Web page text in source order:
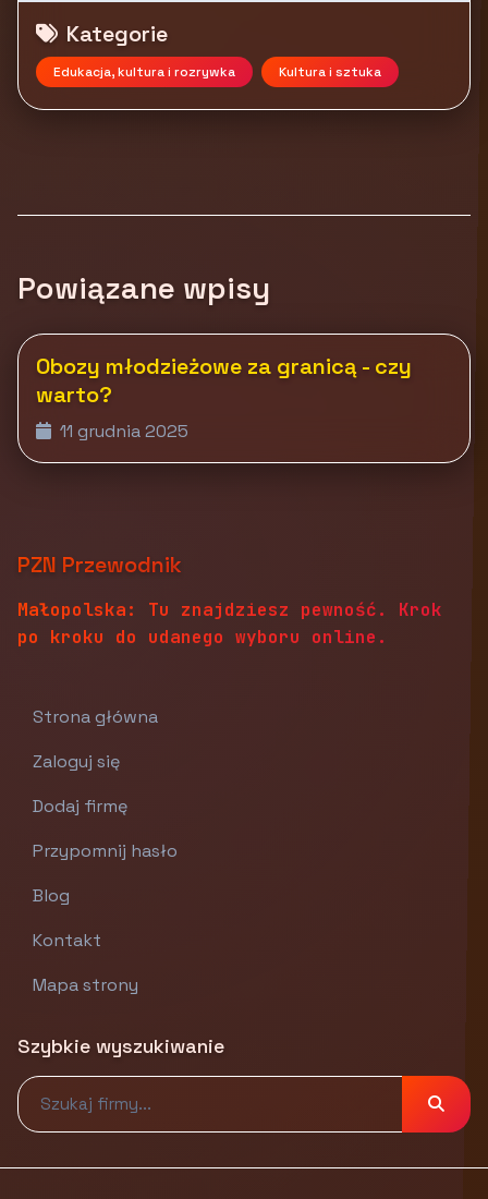
Kategorie
Edukacja, kultura i rozrywka Kultura i sztuka
Powiązane wpisy
Obozy młodzieżowe za granicą - czy
warto?
11 grudnia 2025
PZN Przewodnik
Małopolska: Tu znajdziesz pewność. Krok
po kroku do udanego wyboru online.
Strona główna
Zaloguj się
Dodaj firmę
Przypomnij hasło
Blog
Kontakt
Mapa strony
Szybkie wyszukiwanie